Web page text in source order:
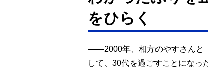
をひらく
――2000年、相方のやすさんと
して、30代を過ごすことになっ